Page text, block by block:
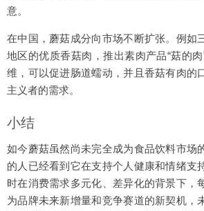
意。
在中国，蘑菇成分向市场不断扩张。例如
地区的优质香菇肉，推出素肉产品“菇的
维，可以促进肠道蠕动，并且香菇有肉的
主义者的需求。
小结
如今蘑菇虽然尚未完全成为食品饮料市场
的人已经看到它在支持个人健康和情绪支
时在消费需求多元化、差异化的背景下，
为品牌未来新增量和竞争赛道的新契机，